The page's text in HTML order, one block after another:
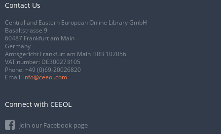
Contact Us
Central and Eastern European Online Library GmbH
Basaltstrasse 9
60487 Frankfurt am Main
Germany
Amtsgericht Frankfurt am Main HRB 102056
VAT number: DE300273105
Phone: +49 (0)69-20026820
Email: info@ceeol.com
Connect with CEEOL
Join our Facebook page